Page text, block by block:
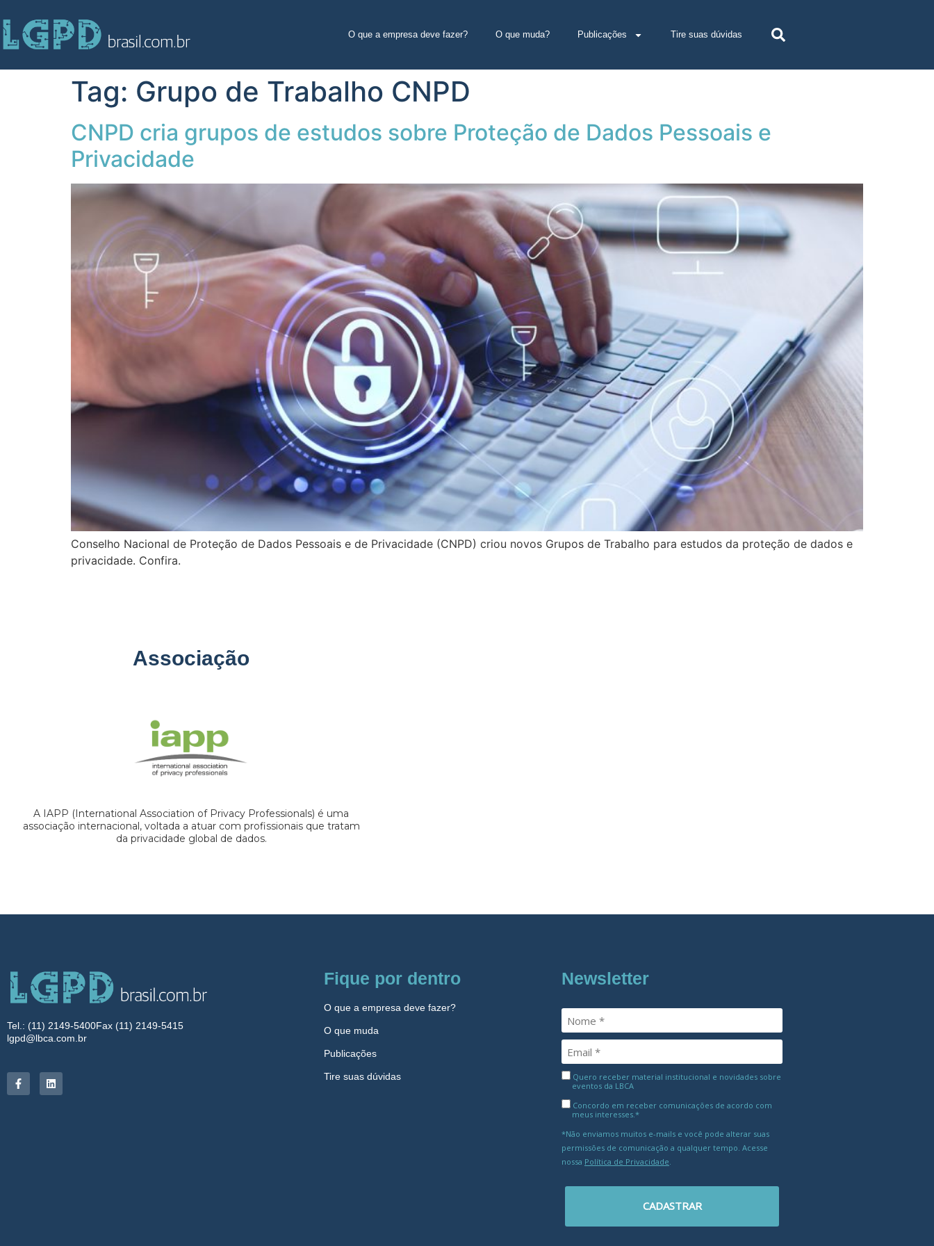
O que a empresa deve fazer? O que muda? Publicações Tire suas dúvidas
Tag: Grupo de Trabalho CNPD
CNPD cria grupos de estudos sobre Proteção de Dados Pessoais e
Privacidade
Conselho Nacional de Proteção de Dados Pessoais e de Privacidade (CNPD) criou novos Grupos de Trabalho para estudos da proteção de dados e
privacidade. Confira.
Associação
A IAPP (International Association of Privacy Professionals) é uma
associação internacional, voltada a atuar com profissionais que tratam
da privacidade global de dados.
Tel.: (11) 2149-5400Fax (11) 2149-5415
lgpd@lbca.com.br
Fique por dentro
O que a empresa deve fazer?
O que muda
Publicações
Tire suas dúvidas
Newsletter
Quero receber material institucional e novidades sobre
eventos da LBCA
Concordo em receber comunicações de acordo com
meus interesses.*
*Não enviamos muitos e-mails e você pode alterar suas
permissões de comunicação a qualquer tempo. Acesse
nossa Política de Privacidade
CADASTRAR